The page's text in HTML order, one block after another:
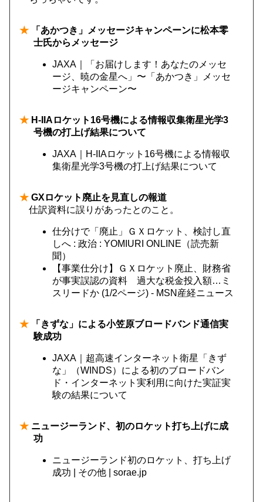
★ 「あかつき」メッセージキャンペーンに松本零
士氏からメッセージ
JAXA｜「お届けします！あなたのメッセ
ージ、暁の金星へ」〜「あかつき」メッセ
ージキャンペーン〜
★ H-IIAロケット16号機による情報収集衛星光学3
号機の打上げ結果について
JAXA｜H-IIAロケット16号機による情報収
集衛星光学3号機の打上げ結果について
★ GXロケット廃止を見直しの報道
仕訳資料に誤りがあったとのこと。
仕分けで「廃止」ＧＸロケット、検討し直
しへ : 政治 : YOMIURI ONLINE（読売新
聞）
【事業仕分け】ＧＸロケット廃止、財務省
が事実誤認の資料 過大な税金投入額…ミ
スリードか (1/2ページ) - MSN産経ニュース
★ 「きずな」による小笠原ブロードバンド通信実
験成功
JAXA｜超高速インターネット衛星「きず
な」（WINDS）による初のブロードバン
ド・インターネット実利用に向けた実証実
験の結果について
★ ニュージーランド、初のロケット打ち上げに成
功
ニュージーランド初のロケット、打ち上げ
成功 | その他 | sorae.jp